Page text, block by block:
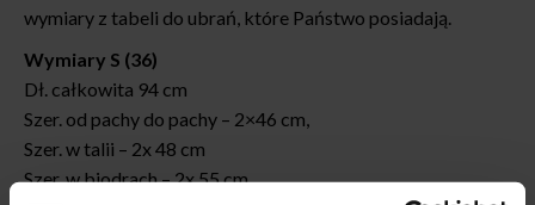
wymiary z tabeli do ubrań, które Państwo posiadają.
Wymiary S (36)
Dł. całkowita 94 cm
Szer. od pachy do pachy – 2×46 cm,
Szer. w talii – 2x 48 cm
Szer. w biodrach – 2x 55 cm